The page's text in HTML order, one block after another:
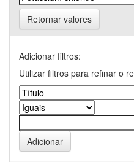
Retornar valores
Adicionar filtros:
Utilizar filtros para refinar o